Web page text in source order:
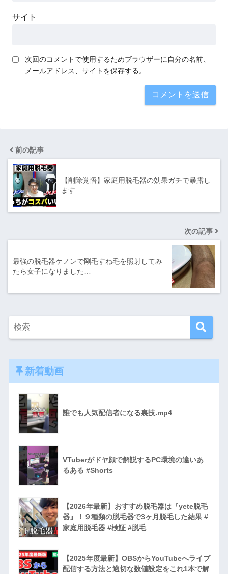
サイト
次回のコメントで使用するためブラウザーに自分の名前、
メールアドレス、サイトを保存する。
前の記事
【削除覚悟】家庭用脱毛器の効果ガチで暴露し
ます
次の記事
最強の脱毛器ケノンで剛毛すね毛を照射してみ
たら女子になりました…
新着動画
誰でも人気配信者になる裏技.mp4
VTuberがドヤ顔で解説するPC環境の違いあ
るある #Shorts
【2026年最新】おすすめ脱毛器は『yete脱毛
器』！９種類の脱毛器で3ヶ月脱毛した結果 #
家庭用脱毛器 #検証 #脱毛
【2025年度最新】OBSからYouTubeへライブ
配信する方法と適切な数値設定をこれ1本で解